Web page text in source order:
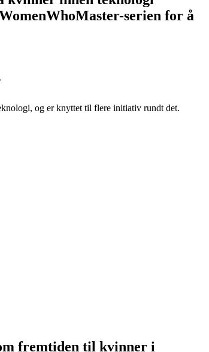
serien for å
og er knyttet til flere initiativ rundt det.
fremtiden til kvinner i